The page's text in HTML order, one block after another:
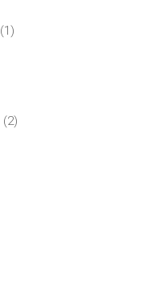
(1)
(2)